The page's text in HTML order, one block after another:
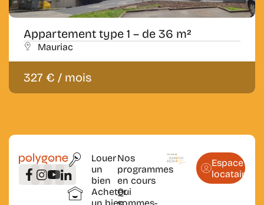
Appartement type 1 – de 36 m²
Mauriac
327 € / mois
Louer
un
bien
Acheter
Nos
programmes
en cours
Qui
Espace
locataire